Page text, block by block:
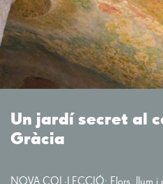
Un jardí secret al
Gràcia